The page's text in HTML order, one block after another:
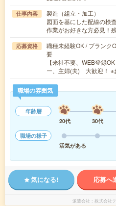
仕事内容
製造（組立・加工）
図面を基にした配線の検
作業がお好きな方必見！
応募資格
職種未経験OK / ブランク
要
【来社不要、WEB登録
ー、主婦(夫) 大歓迎！
職場の雰囲気
年齢層
20代
30代
職場の様子
活気がある
気になる! 応募へ
派遣会社 株式会社